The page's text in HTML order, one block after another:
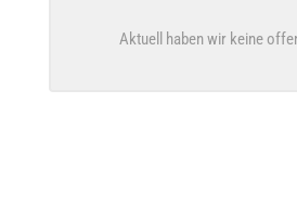
Aktuell haben wir keine